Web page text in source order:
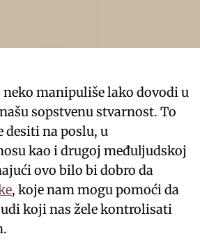
neko manipuliše lako dovodi u
sopstvenu stvarnost. To
desiti na poslu, u
kao i drugoj međuljudskoj
ovo bilo bi dobro da
, koje nam mogu pomoći da
koji nas žele kontrolisati